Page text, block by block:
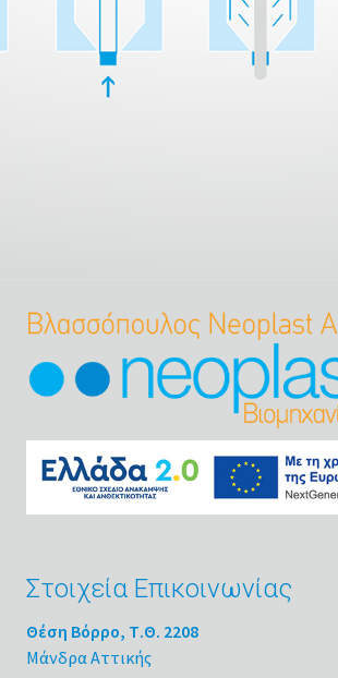
Στοιχεία Επικοινωνίας
Θέση Βόρρο, Τ.Θ. 2208
Μάνδρα Αττικής